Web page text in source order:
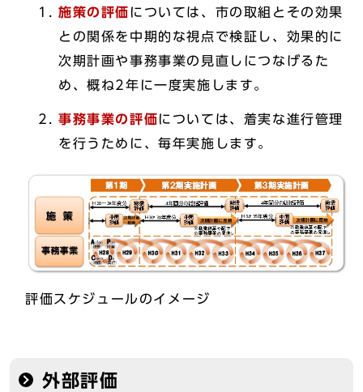
施策の評価 については、市の取組とその効果
との関係を中期的な視点で検証し、効果的に
次期計画や事務事業の見直しにつなげるた
め、概ね2年に一度実施します。
事務事業の評価については、着実な進行管理
を行うために、毎年実施します。
評価スケジュールのイメージ
外部評価